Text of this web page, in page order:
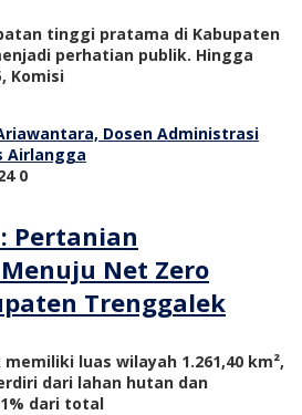
tinggi pratama di Kabupaten
perhatian publik. Hingga
Komisi
0
Pertanian
Net Zero
Trenggalek
luas wilayah 1.261,40 km²,
dari lahan hutan dan
dari total